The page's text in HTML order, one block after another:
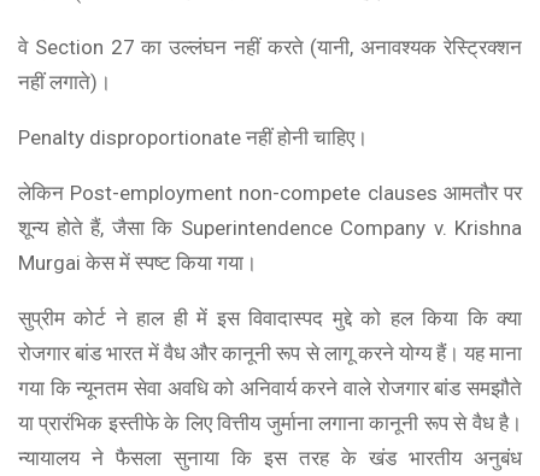
वे Section 27 का उल्लंघन नहीं करते (यानी, अनावश्यक रेस्ट्रिक्शन
नहीं लगाते)।
Penalty disproportionate नहीं होनी चाहिए।
लेकिन Post-employment non-compete clauses आमतौर पर
शून्य होते हैं, जैसा कि Superintendence Company v. Krishna
Murgai केस में स्पष्ट किया गया।
सुप्रीम कोर्ट ने हाल ही में इस विवादास्पद मुद्दे को हल किया कि क्या
रोजगार बांड भारत में वैध और कानूनी रूप से लागू करने योग्य हैं। यह माना
गया कि न्यूनतम सेवा अवधि को अनिवार्य करने वाले रोजगार बांड समझौते
या प्रारंभिक इस्तीफे के लिए वित्तीय जुर्माना लगाना कानूनी रूप से वैध है।
न्यायालय ने फैसला सुनाया कि इस तरह के खंड भारतीय अनुबंध